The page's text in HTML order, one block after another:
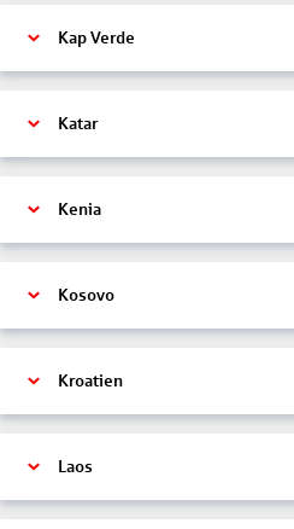
Kap Verde
Katar
Kenia
Kosovo
Kroatien
Laos